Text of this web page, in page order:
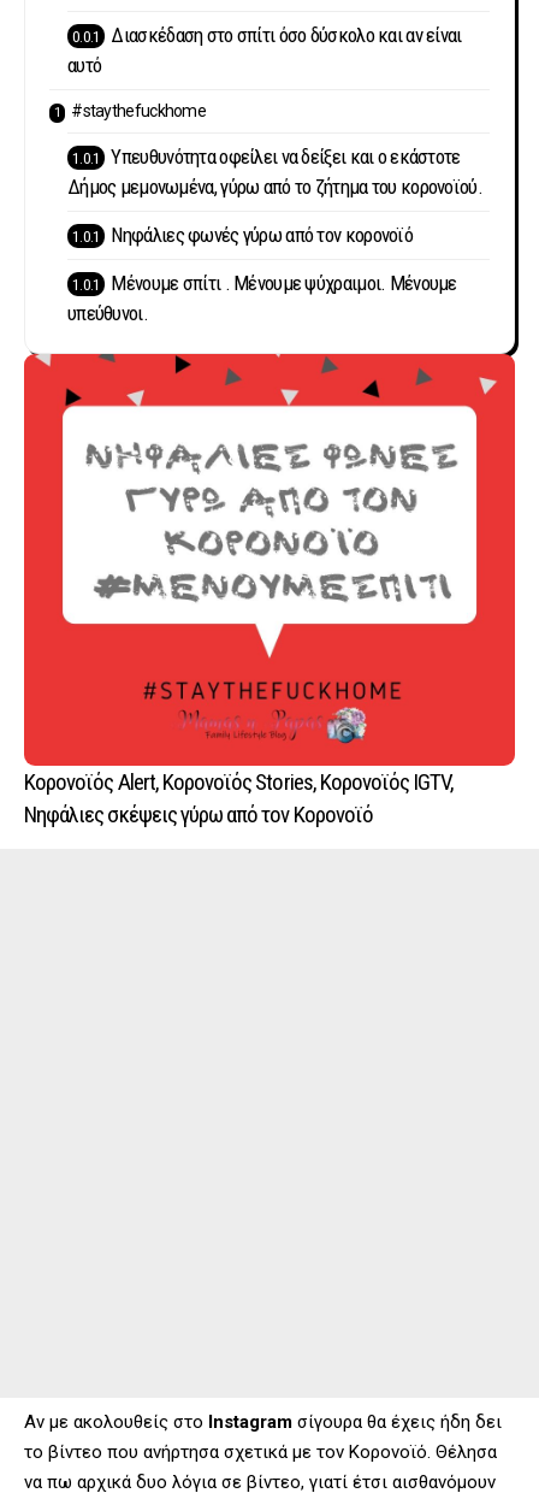
Διασκέδαση στο σπίτι όσο δύσκολο και αν είναι
αυτό
#staythefuckhome
Υπευθυνότητα οφείλει να δείξει και ο εκάστοτε
Δήμος μεμονωμένα, γύρω από το ζήτημα του κορονοϊού.
Νηφάλιες φωνές γύρω από τον κορονοϊό
Μένουμε σπίτι . Μένουμε ψύχραιμοι. Μένουμε
υπεύθυνοι.
Κορονοϊός Alert, Κορονοϊός Stories, Κορονοϊός IGTV,
Νηφάλιες σκέψεις γύρω από τον Κορονοϊό
Αν με ακολουθείς στο Instagram σίγουρα θα έχεις ήδη δει
το βίντεο που ανήρτησα σχετικά με τον Κορονοϊό. Θέλησα
να πω αρχικά δυο λόγια σε βίντεο, γιατί έτσι αισθανόμουν